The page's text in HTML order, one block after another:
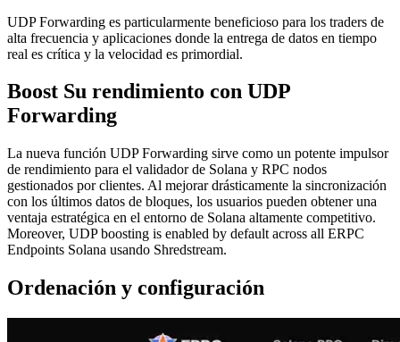
UDP Forwarding es particularmente beneficioso para los traders de
alta frecuencia y aplicaciones donde la entrega de datos en tiempo
real es crítica y la velocidad es primordial.
Boost Su rendimiento con UDP
Forwarding
La nueva función UDP Forwarding sirve como un potente impulsor
de rendimiento para el validador de Solana y RPC nodos
gestionados por clientes. Al mejorar drásticamente la sincronización
con los últimos datos de bloques, los usuarios pueden obtener una
ventaja estratégica en el entorno de Solana altamente competitivo.
Moreover, UDP boosting is enabled by default across all ERPC
Endpoints Solana usando Shredstream.
Ordenación y configuración